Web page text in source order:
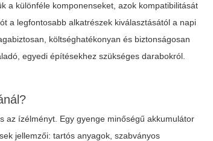
a különféle komponenseket, azok kompatibilitását
a legfontosabb alkatrészek kiválasztásától a napi
költséghatékonyan és biztonságosan
egyedi építésekhez szükséges darabokról.
az ízélményt. Egy gyenge minőségű akkumulátor
jellemzői: tartós anyagok, szabványos